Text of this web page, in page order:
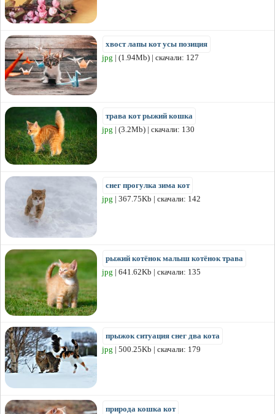
хвост лапы кот усы позиция
jpg | (1.94Mb) | скачали: 127
трава кот рыжий кошка
jpg | (3.2Mb) | скачали: 130
снег прогулка зима кот
jpg | 367.75Kb | скачали: 142
рыжий котёнок малыш котёнок трава
jpg | 641.62Kb | скачали: 135
прыжок ситуация снег два кота
jpg | 500.25Kb | скачали: 179
природа кошка кот